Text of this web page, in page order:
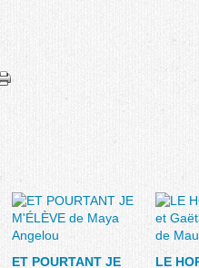
ET POURTANT JE
LE